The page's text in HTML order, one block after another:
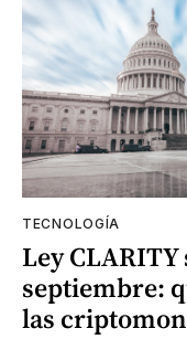
TECNOLOGÍA
Ley CLARITY
septiembre:
las